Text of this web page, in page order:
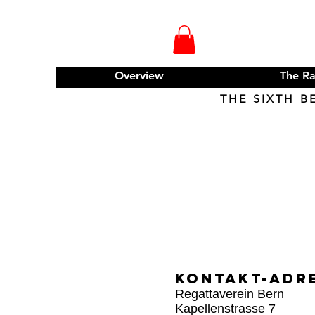
Overview
The
THE SIXTH
Kontakt-
Regattaverein Bern
Kapellenstrasse 7